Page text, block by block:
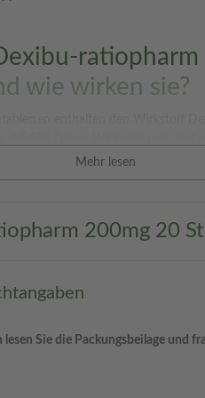
ratiopharm
wie wirken sie?
sind. Dadurch werden
wie z. B.:
Medikamenten in
Mehr lesen
200mg 20
Sie die Packungsbeilage und